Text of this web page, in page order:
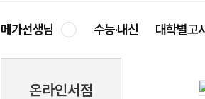
메가선생님 수능·내신 대학별고
온라인서점